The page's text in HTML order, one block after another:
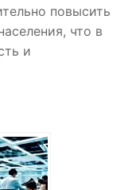
повысить
что в
и